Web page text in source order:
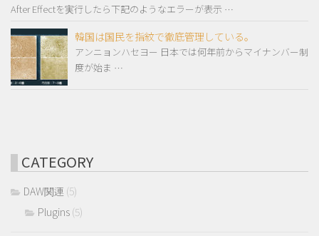
After Effectを実行したら下記のようなエラーが表示 …
韓国は国民を指紋で徹底管理している。
アンニョンハセヨー 日本では何年前からマイナンバー制
度が始ま …
CATEGORY
DAW関連 (5)
Plugins (5)